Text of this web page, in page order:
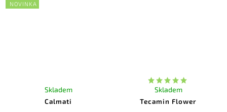
NOVINKA
Calmati
Skladem
Tecamin Flower
Skladem